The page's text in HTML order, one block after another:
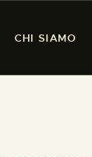
CHI SIAMO